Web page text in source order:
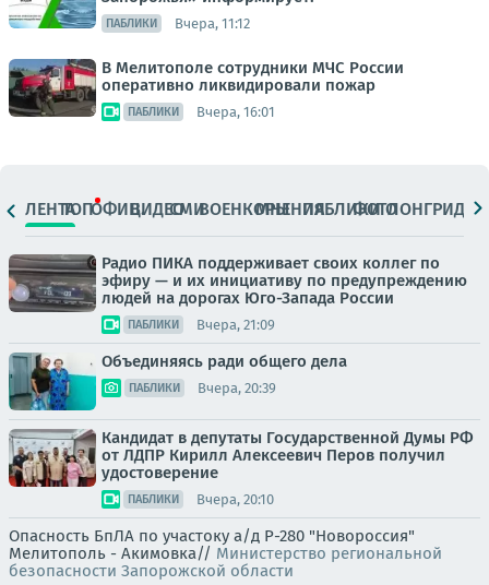
ПАБЛИКИ Вчера, 11:12
В Мелитополе сотрудники МЧС России
оперативно ликвидировали пожар
ПАБЛИКИ Вчера, 16:01
ЛЕНТАТОПОФИЦ.ВИДЕОСМИВОЕНКОРЫМНЕНИЯПАБЛИКИ
ФОТОЛОНГРИДЫ
Радио ПИКА поддерживает своих коллег по
эфиру — и их инициативу по предупреждению
людей на дорогах Юго-Запада России
ПАБЛИКИ Вчера, 21:09
Объединяясь ради общего дела
ПАБЛИКИ Вчера, 20:39
Кандидат в депутаты Государственной Думы РФ
от ЛДПР Кирилл Алексеевич Перов получил
удостоверение
ПАБЛИКИ Вчера, 20:10
Опасность БпЛА по участоку а/д Р-280 "Новороссия"
Мелитополь - Акимовка// Министерство региональной
безопасности Запорожской области